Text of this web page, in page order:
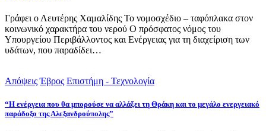
Γράφει ο Λευτέρης Χαμαλίδης Το νομοσχέδιο – ταφόπλακα στον
κοινωνικό χαρακτήρα του νερού Ο πρόσφατος νόμος του
Υπουργείου Περιβάλλοντος και Ενέργειας για τη διαχείριση των
υδάτων, που παραδίδει…
Απόψεις Έβρος Επιστήμη - Τεχνολογία
“Η ενέργεια που θα μπορούσε να αλλάξει τη Θράκη και το μεγάλο ενεργειακό
παράδοξο της Αλεξανδρούπολης”